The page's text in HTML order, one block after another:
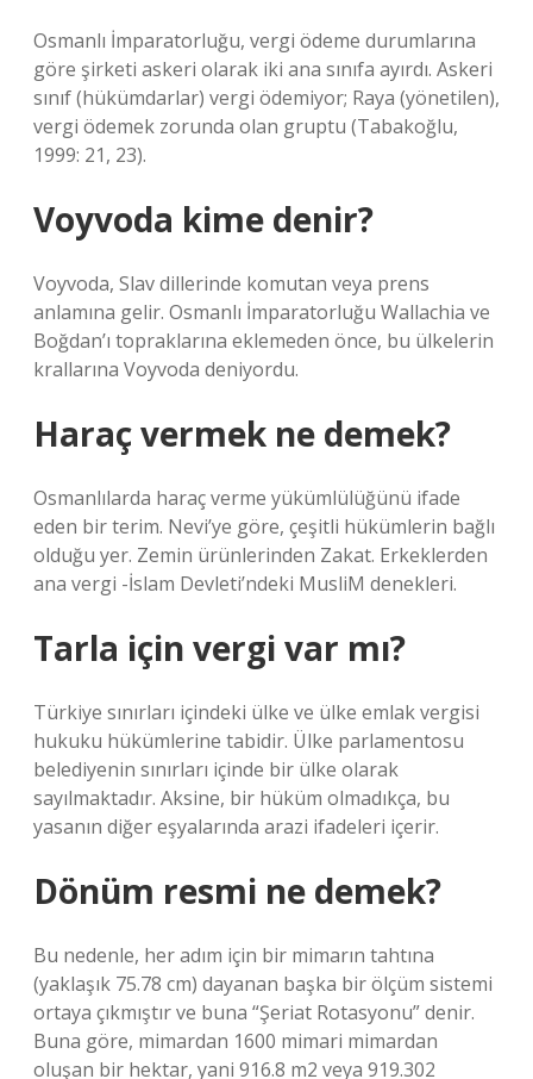
Osmanlı İmparatorluğu, vergi ödeme durumlarına
göre şirketi askeri olarak iki ana sınıfa ayırdı. Askeri
sınıf (hükümdarlar) vergi ödemiyor; Raya (yönetilen),
vergi ödemek zorunda olan gruptu (Tabakoğlu,
1999: 21, 23).
Voyvoda kime denir?
Voyvoda, Slav dillerinde komutan veya prens
anlamına gelir. Osmanlı İmparatorluğu Wallachia ve
Boğdan’ı topraklarına eklemeden önce, bu ülkelerin
krallarına Voyvoda deniyordu.
Haraç vermek ne demek?
Osmanlılarda haraç verme yükümlülüğünü ifade
eden bir terim. Nevi’ye göre, çeşitli hükümlerin bağlı
olduğu yer. Zemin ürünlerinden Zakat. Erkeklerden
ana vergi -İslam Devleti’ndeki MusliM denekleri.
Tarla için vergi var mı?
Türkiye sınırları içindeki ülke ve ülke emlak vergisi
hukuku hükümlerine tabidir. Ülke parlamentosu
belediyenin sınırları içinde bir ülke olarak
sayılmaktadır. Aksine, bir hüküm olmadıkça, bu
yasanın diğer eşyalarında arazi ifadeleri içerir.
Dönüm resmi ne demek?
Bu nedenle, her adım için bir mimarın tahtına
(yaklaşık 75.78 cm) dayanan başka bir ölçüm sistemi
ortaya çıkmıştır ve buna “Şeriat Rotasyonu” denir.
Buna göre, mimardan 1600 mimari mimardan
oluşan bir hektar, yani 916.8 m2 veya 919.302